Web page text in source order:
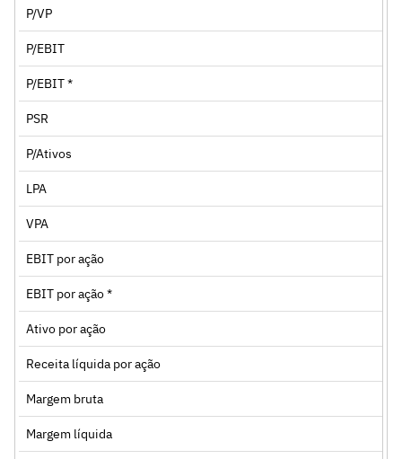
P/VP
P/EBIT
P/EBIT *
PSR
P/Ativos
LPA
VPA
EBIT por ação
EBIT por ação *
Ativo por ação
Receita líquida por ação
Margem bruta
Margem líquida